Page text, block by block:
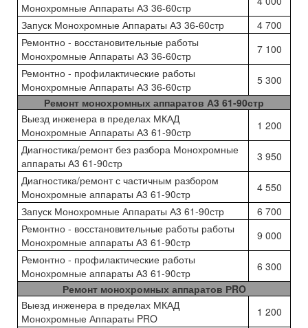
Монохромные Аппараты А3 36-60стр
Запуск Монохромные Аппараты А3 36-60стр
4 700
Ремонтно - восстановительные работы
Монохромные Аппараты А3 36-60стр
7 100
Ремонтно - профилактические работы
Монохромные Аппараты А3 36-60стр
5 300
Ремонт монохромных аппаратов А3 61-90стр
Выезд инженера в пределах МКАД
Монохромные Аппараты А3 61-90стр
1 200
Диагностика/ремонт без разбора Монохромные
аппараты А3 61-90стр
3 950
Диагностика/ремонт с частичным разбором
Монохромные аппараты А3 61-90стр
4 550
Запуск Монохромные Аппараты А3 61-90стр
6 700
Ремонтно - восстановительные работы работы
Монохромные аппараты А3 61-90стр
9 000
Ремонтно - профилактические работы
Монохромные аппараты А3 61-90стр
6 300
Ремонт монохромных аппаратов РRO
Выезд инженера в пределах МКАД
Монохромные Аппараты PRO
1 200